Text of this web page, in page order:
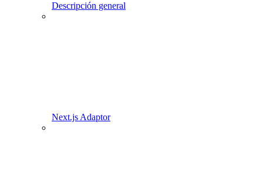
Descripción general
Next.js Adaptor